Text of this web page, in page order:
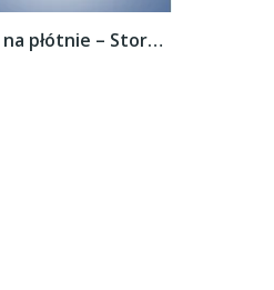
Obraz na płótnie – Storczyk nocą –...